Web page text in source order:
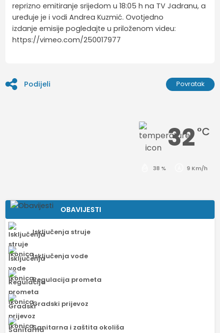
reprizno emitiranje srijedom u 18:05 h na TV Jadranu, a
uređuje je i vodi Andrea Kuzmić. Ovotjedno
izdanje emisije pogledajte u priloženom videu:
https://vimeo.com/250017977
Podijeli Povratak
32 °C
38 % 9 Km/h
OBAVIJESTI
Isključenja struje
Isključenja vode
Regulacija prometa
Gradski prijevoz
Sanitarna i zaštita okoliša